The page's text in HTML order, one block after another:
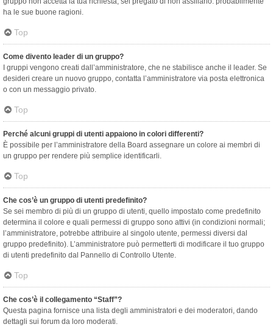
ha le sue buone ragioni.
Top
Come divento leader di un gruppo?
I gruppi vengono creati dall’amministratore, che ne stabilisce anche il leader. Se
desideri creare un nuovo gruppo, contatta l’amministratore via posta elettronica
o con un messaggio privato.
Top
Perché alcuni gruppi di utenti appaiono in colori differenti?
È possibile per l’amministratore della Board assegnare un colore ai membri di
un gruppo per rendere più semplice identificarli.
Top
Che cos’è un gruppo di utenti predefinito?
Se sei membro di più di un gruppo di utenti, quello impostato come predefinito
determina il colore e quali permessi di gruppo sono attivi (in condizioni normali;
l’amministratore, potrebbe attribuire al singolo utente, permessi diversi dal
gruppo predefinito). L’amministratore può permetterti di modificare il tuo gruppo
di utenti predefinito dal Pannello di Controllo Utente.
Top
Che cos’è il collegamento “Staff”?
Questa pagina fornisce una lista degli amministratori e dei moderatori, dando
dettagli sui forum da loro moderati.